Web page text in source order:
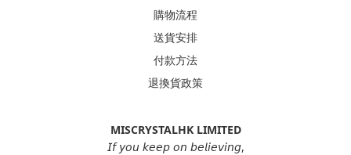
購物流程
送貨安排
付款方法
退換貨政策
MISCRYSTALHK LIMITED
𝘐𝘧 𝘺𝘰𝘶 𝘬𝘦𝘦𝘱 𝘰𝘯 𝘣𝘦𝘭𝘪𝘦𝘷𝘪𝘯𝘨,